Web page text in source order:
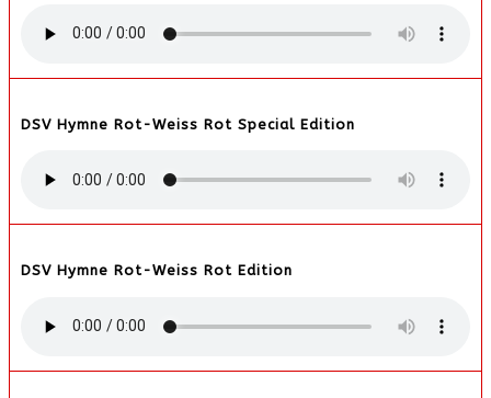
DSV Hymne Rot-Weiss Rot Special Edition
DSV Hymne Rot-Weiss Rot Edition